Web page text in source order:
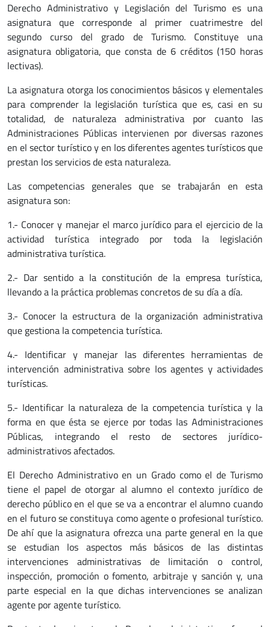
Derecho Administrativo y Legislación del Turismo es una
asignatura que corresponde al primer cuatrimestre del
segundo curso del grado de Turismo. Constituye una
asignatura obligatoria, que consta de 6 créditos (150 horas
lectivas).
La asignatura otorga los conocimientos básicos y elementales
para comprender la legislación turística que es, casi en su
totalidad, de naturaleza administrativa por cuanto las
Administraciones Públicas intervienen por diversas razones
en el sector turístico y en los diferentes agentes turísticos que
prestan los servicios de esta naturaleza.
Las competencias generales que se trabajarán en esta
asignatura son:
1.- Conocer y manejar el marco jurídico para el ejercicio de la
actividad turística integrado por toda la legislación
administrativa turística.
2.- Dar sentido a la constitución de la empresa turística,
llevando a la práctica problemas concretos de su día a día.
3.- Conocer la estructura de la organización administrativa
que gestiona la competencia turística.
4.- Identificar y manejar las diferentes herramientas de
intervención administrativa sobre los agentes y actividades
turísticas.
5.- Identificar la naturaleza de la competencia turística y la
forma en que ésta se ejerce por todas las Administraciones
Públicas, integrando el resto de sectores jurídico-
administrativos afectados.
El Derecho Administrativo en un Grado como el de Turismo
tiene el papel de otorgar al alumno el contexto jurídico de
derecho público en el que se va a encontrar el alumno cuando
en el futuro se constituya como agente o profesional turístico.
De ahí que la asignatura ofrezca una parte general en la que
se estudian los aspectos más básicos de las distintas
intervenciones administrativas de limitación o control,
inspección, promoción o fomento, arbitraje y sanción y, una
parte especial en la que dichas intervenciones se analizan
agente por agente turístico.